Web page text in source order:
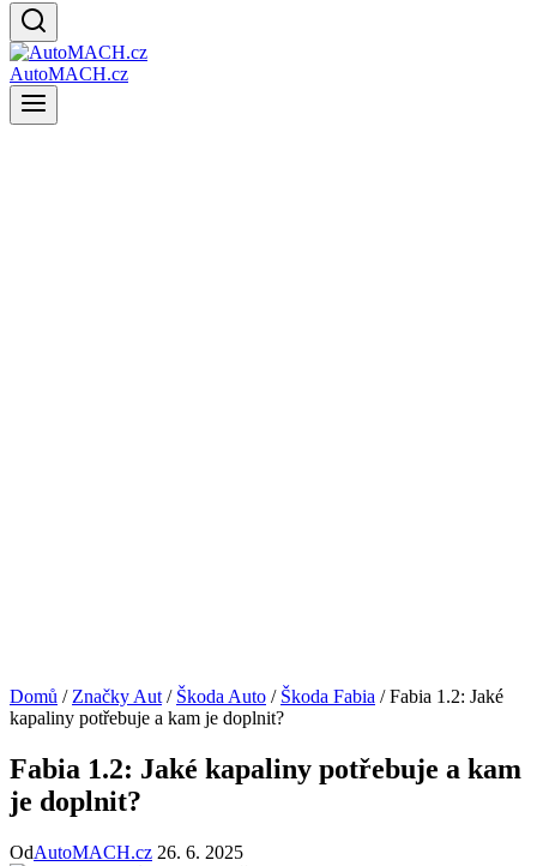
AutoMACH.cz
Domů / Značky Aut / Škoda Auto / Škoda Fabia / Fabia 1.2: Jaké
kapaliny potřebuje a kam je doplnit?
Fabia 1.2: Jaké kapaliny potřebuje a kam
je doplnit?
OdAutoMACH.cz 26. 6. 2025